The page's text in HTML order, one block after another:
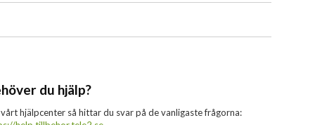
du hjälp?
hjälpcenter så hittar du svar på de vanligaste frågorna: